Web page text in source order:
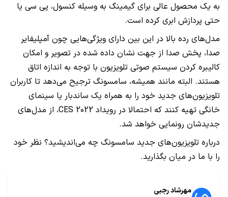
به یک محصول عالی برای گیمینگ به وسیله کنسول، پی سی یا
حتی پردازش ابری کرده است.
مدل‌های رده بالا در این بین دارای ویژگی‌هایی چون آمپلیفایر
صدا، پخش صدا از جهت نشان داده شده در تصویر و امکان
کالیبره کردن سیستم صوتی تلویزیون با توجه به اندازه اتاق
هستند. البته مانند همیشه، سامسونگ ترجیح می‌دهد تا کاربران
تلویزیون‌های جدید خود را به همراه یک ساندبار یا سینمای
خانگی تهیه کنند که احتمالا در رویداد CES 2022، از مدل‌های
جدیدشان رونمایی خواهد شد.
درباره تلویزیون‌های جدید سامسونگ چه می‌اندیشید؟ نظر خود
را با ما در میان بگذارید.
مهرشاد رجبی